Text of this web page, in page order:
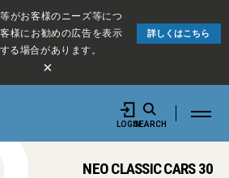
がお客様のニーズ等につ
様にお勧めの広告を表示
る場合があります。
詳しくはこちら
×
LOGINSEARCH
NEO CLASSIC CARS 30